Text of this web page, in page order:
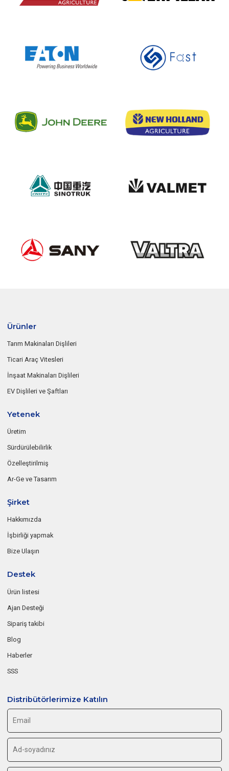
Ürünler
Tarım Makinaları Dişlileri
Ticari Araç Vitesleri
İnşaat Makinaları Dişlileri
EV Dişlileri ve Şaftları
Yetenek
Üretim
Sürdürülebilirlik
Özelleştirilmiş
Ar-Ge ve Tasarım
Şirket
Hakkımızda
İşbirliği yapmak
Bize Ulaşın
Destek
Ürün listesi
Ajan Desteği
Sipariş takibi
Blog
Haberler
SSS
Distribütörlerimize Katılın